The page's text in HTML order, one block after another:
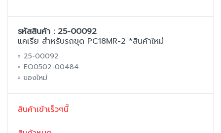
รหัสสินค้า : 25-00092
แคเรีย สำหรับรถขุด PC18MR-2 *สินค้าใหม่
25-00092
EQ0502-00484
ของใหม่
สินค้าเข้าเร็วๆนี้